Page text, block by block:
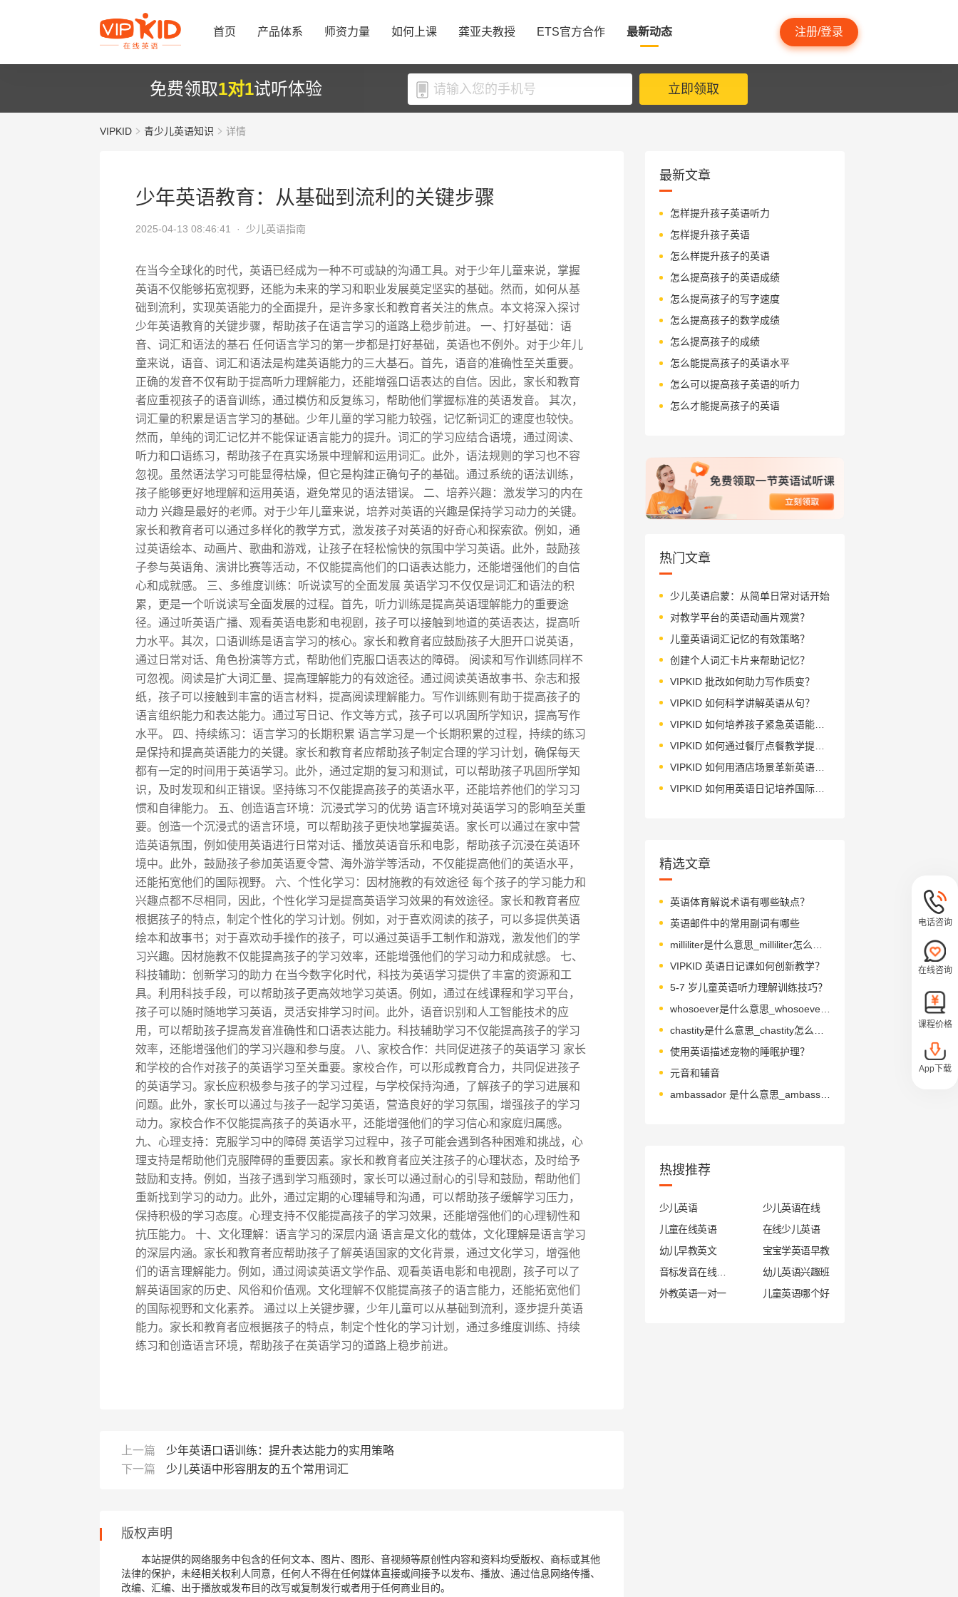
首页 产品体系 师资力量 如何上课 龚亚夫教授 ETS官方合作 最新动态 注册/登录
免费领取1对1试听体验 立即领取
VIPKID 青少儿英语知识 详情
少年英语教育：从基础到流利的关键步骤
2025-04-13 08:46:41 · 少儿英语指南
在当今全球化的时代，英语已经成为一种不可或缺的沟通工具。对于少年儿童来说，掌握
英语不仅能够拓宽视野，还能为未来的学习和职业发展奠定坚实的基础。然而，如何从基
础到流利，实现英语能力的全面提升，是许多家长和教育者关注的焦点。本文将深入探讨
少年英语教育的关键步骤，帮助孩子在语言学习的道路上稳步前进。 一、打好基础：语
音、词汇和语法的基石 任何语言学习的第一步都是打好基础，英语也不例外。对于少年儿
童来说，语音、词汇和语法是构建英语能力的三大基石。首先，语音的准确性至关重要。
正确的发音不仅有助于提高听力理解能力，还能增强口语表达的自信。因此，家长和教育
者应重视孩子的语音训练，通过模仿和反复练习，帮助他们掌握标准的英语发音。 其次，
词汇量的积累是语言学习的基础。少年儿童的学习能力较强，记忆新词汇的速度也较快。
然而，单纯的词汇记忆并不能保证语言能力的提升。词汇的学习应结合语境，通过阅读、
听力和口语练习，帮助孩子在真实场景中理解和运用词汇。此外，语法规则的学习也不容
忽视。虽然语法学习可能显得枯燥，但它是构建正确句子的基础。通过系统的语法训练，
孩子能够更好地理解和运用英语，避免常见的语法错误。 二、培养兴趣：激发学习的内在
动力 兴趣是最好的老师。对于少年儿童来说，培养对英语的兴趣是保持学习动力的关键。
家长和教育者可以通过多样化的教学方式，激发孩子对英语的好奇心和探索欲。例如，通
过英语绘本、动画片、歌曲和游戏，让孩子在轻松愉快的氛围中学习英语。此外，鼓励孩
子参与英语角、演讲比赛等活动，不仅能提高他们的口语表达能力，还能增强他们的自信
心和成就感。 三、多维度训练：听说读写的全面发展 英语学习不仅仅是词汇和语法的积
累，更是一个听说读写全面发展的过程。首先，听力训练是提高英语理解能力的重要途
径。通过听英语广播、观看英语电影和电视剧，孩子可以接触到地道的英语表达，提高听
力水平。其次，口语训练是语言学习的核心。家长和教育者应鼓励孩子大胆开口说英语，
通过日常对话、角色扮演等方式，帮助他们克服口语表达的障碍。 阅读和写作训练同样不
可忽视。阅读是扩大词汇量、提高理解能力的有效途径。通过阅读英语故事书、杂志和报
纸，孩子可以接触到丰富的语言材料，提高阅读理解能力。写作训练则有助于提高孩子的
语言组织能力和表达能力。通过写日记、作文等方式，孩子可以巩固所学知识，提高写作
水平。 四、持续练习：语言学习的长期积累 语言学习是一个长期积累的过程，持续的练习
是保持和提高英语能力的关键。家长和教育者应帮助孩子制定合理的学习计划，确保每天
都有一定的时间用于英语学习。此外，通过定期的复习和测试，可以帮助孩子巩固所学知
识，及时发现和纠正错误。坚持练习不仅能提高孩子的英语水平，还能培养他们的学习习
惯和自律能力。 五、创造语言环境：沉浸式学习的优势 语言环境对英语学习的影响至关重
要。创造一个沉浸式的语言环境，可以帮助孩子更快地掌握英语。家长可以通过在家中营
造英语氛围，例如使用英语进行日常对话、播放英语音乐和电影，帮助孩子沉浸在英语环
境中。此外，鼓励孩子参加英语夏令营、海外游学等活动，不仅能提高他们的英语水平，
还能拓宽他们的国际视野。 六、个性化学习：因材施教的有效途径 每个孩子的学习能力和
兴趣点都不尽相同，因此，个性化学习是提高英语学习效果的有效途径。家长和教育者应
根据孩子的特点，制定个性化的学习计划。例如，对于喜欢阅读的孩子，可以多提供英语
绘本和故事书；对于喜欢动手操作的孩子，可以通过英语手工制作和游戏，激发他们的学
习兴趣。因材施教不仅能提高孩子的学习效率，还能增强他们的学习动力和成就感。 七、
科技辅助：创新学习的助力 在当今数字化时代，科技为英语学习提供了丰富的资源和工
具。利用科技手段，可以帮助孩子更高效地学习英语。例如，通过在线课程和学习平台，
孩子可以随时随地学习英语，灵活安排学习时间。此外，语音识别和人工智能技术的应
用，可以帮助孩子提高发音准确性和口语表达能力。科技辅助学习不仅能提高孩子的学习
效率，还能增强他们的学习兴趣和参与度。 八、家校合作：共同促进孩子的英语学习 家长
和学校的合作对孩子的英语学习至关重要。家校合作，可以形成教育合力，共同促进孩子
的英语学习。家长应积极参与孩子的学习过程，与学校保持沟通，了解孩子的学习进展和
问题。此外，家长可以通过与孩子一起学习英语，营造良好的学习氛围，增强孩子的学习
动力。家校合作不仅能提高孩子的英语水平，还能增强他们的学习信心和家庭归属感。
九、心理支持：克服学习中的障碍 英语学习过程中，孩子可能会遇到各种困难和挑战，心
理支持是帮助他们克服障碍的重要因素。家长和教育者应关注孩子的心理状态，及时给予
鼓励和支持。例如，当孩子遇到学习瓶颈时，家长可以通过耐心的引导和鼓励，帮助他们
重新找到学习的动力。此外，通过定期的心理辅导和沟通，可以帮助孩子缓解学习压力，
保持积极的学习态度。心理支持不仅能提高孩子的学习效果，还能增强他们的心理韧性和
抗压能力。 十、文化理解：语言学习的深层内涵 语言是文化的载体，文化理解是语言学习
的深层内涵。家长和教育者应帮助孩子了解英语国家的文化背景，通过文化学习，增强他
们的语言理解能力。例如，通过阅读英语文学作品、观看英语电影和电视剧，孩子可以了
解英语国家的历史、风俗和价值观。文化理解不仅能提高孩子的语言能力，还能拓宽他们
的国际视野和文化素养。 通过以上关键步骤，少年儿童可以从基础到流利，逐步提升英语
能力。家长和教育者应根据孩子的特点，制定个性化的学习计划，通过多维度训练、持续
练习和创造语言环境，帮助孩子在英语学习的道路上稳步前进。
上一篇
少年英语口语训练：提升表达能力的实用策略
下一篇
少儿英语中形容朋友的五个常用词汇
版权声明
本站提供的网络服务中包含的任何文本、图片、图形、音视频等原创性内容和资料均受版权、商标或其他
法律的保护，未经相关权利人同意，任何人不得在任何媒体直接或间接予以发布、播放、通过信息网络传播、
改编、汇编、出于播放或发布目的改写或复制发行或者用于任何商业目的。
最新文章
怎样提升孩子英语听力
怎样提升孩子英语
怎么样提升孩子的英语
怎么提高孩子的英语成绩
怎么提高孩子的写字速度
怎么提高孩子的数学成绩
怎么提高孩子的成绩
怎么能提高孩子的英语水平
怎么可以提高孩子英语的听力
怎么才能提高孩子的英语
热门文章
少儿英语启蒙：从简单日常对话开始
对教学平台的英语动画片观赏？
儿童英语词汇记忆的有效策略？
创建个人词汇卡片来帮助记忆？
VIPKID 批改如何助力写作质变？
VIPKID 如何科学讲解英语从句？
VIPKID 如何培养孩子紧急英语能力？
VIPKID 如何通过餐厅点餐教学提升少儿英语应用能力？
VIPKID 如何用酒店场景革新英语教学？
VIPKID 如何用英语日记培养国际化人才？
精选文章
英语体育解说术语有哪些缺点？
英语邮件中的常用副词有哪些
VIPKID 英语日记课如何创新教学？
5-7 岁儿童英语听力理解训练技巧？
whosoever是什么意思_whosoever怎么读_音标ˌhu-səʊˈevə(r)
使用英语描述宠物的睡眠护理？
元音和辅音
ambassador 是什么意思_ambassador 怎么读_音标 æm'bæsədə(r)
热搜推荐
少儿英语
少儿英语在线
儿童在线英语
在线少儿英语
幼儿早教英文
宝宝学英语早教
幼儿英语兴趣班
外教英语一对一
儿童英语哪个好
电话咨询
在线咨询
课程价格
App下载